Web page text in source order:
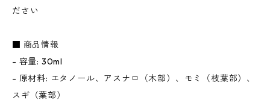
ださい
■ 商品情報
- 容量: 30ml
- 原材料: エタノール、アスナロ（木部）、モミ（枝葉部）、
スギ（葉部）